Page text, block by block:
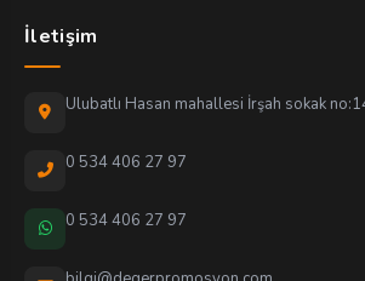
İletişim
Ulubatlı Hasan mahallesi İrşah sokak
0 534 406 27 97
0 534 406 27 97